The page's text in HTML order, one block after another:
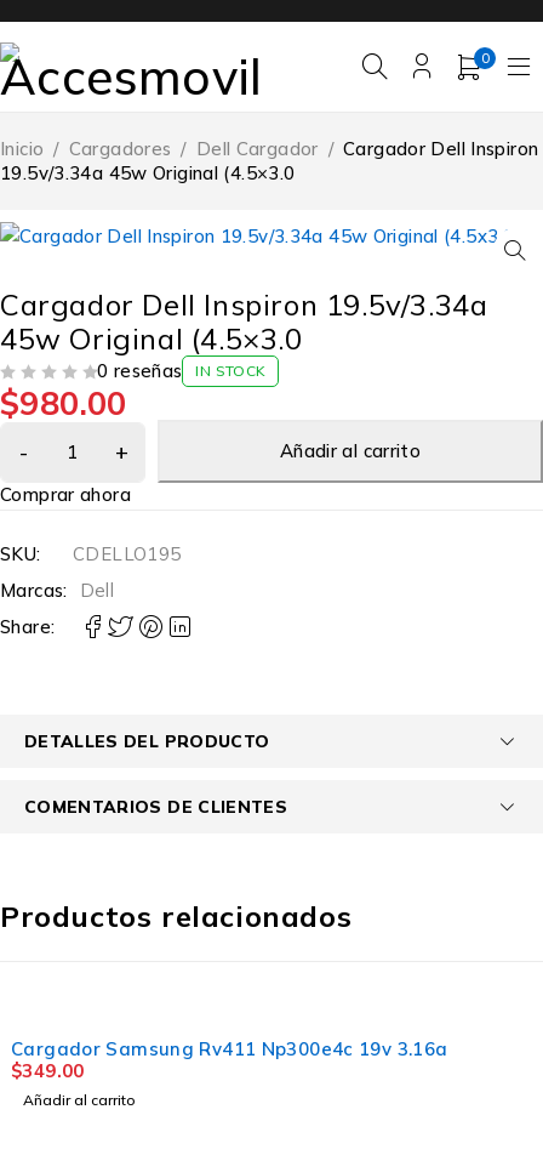
0
Inicio / Cargadores / Dell Cargador / Cargador Dell Inspiron
19.5v/3.34a 45w Original (4.5×3.0
Cargador Dell Inspiron 19.5v/3.34a
45w Original (4.5×3.0
0 reseñas IN STOCK
$980.00
Añadir al carrito
Comprar ahora
SKU:
CDELLO195
Marcas:
Dell
Share:
DETALLES DEL PRODUCTO
COMENTARIOS DE CLIENTES
Productos relacionados
Cargador Samsung Rv411 Np300e4c 19v 3.16a
$349.00
Añadir al carrito